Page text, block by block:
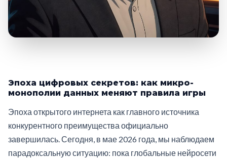
Эпоха цифровых секретов: как микро-
монополии данных меняют правила игры
Эпоха открытого интернета как главного источника
конкурентного преимущества официально
завершилась. Сегодня, в мае 2026 года, мы наблюдаем
парадоксальную ситуацию: пока глобальные нейросети